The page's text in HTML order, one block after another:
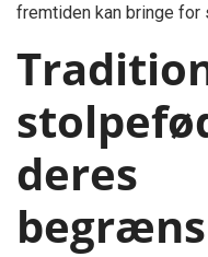
fremtiden kan bringe
deres